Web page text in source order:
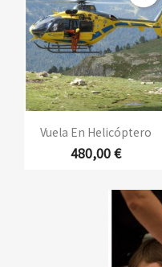
Vuela En Helicóptero
480,00 €